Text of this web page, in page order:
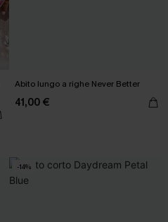
Abito lungo a righe Never Better
41,00 €
-14%